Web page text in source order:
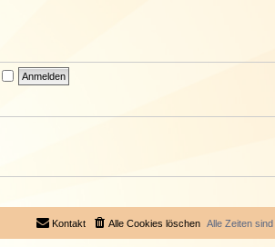
Alle Zeiten sind
Alle Cookies löschen
Kontakt